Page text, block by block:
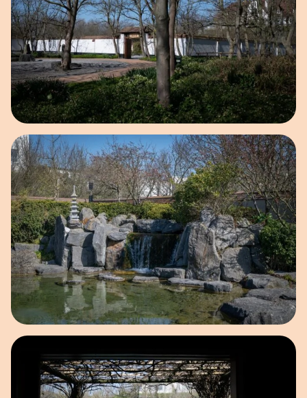
Open afbeelding in popup